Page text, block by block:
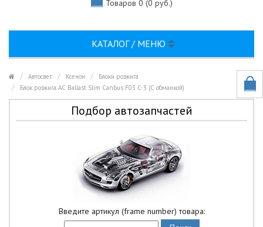
Товаров 0 (0 руб.)
КАТАЛОГ / МЕНЮ
Автосвет Ксенон
Блоки розжига
Блок розжига AC Ballast Slim Canbus F03 C-3 (С обманкой)
Подбор автозапчастей
Введите артикул (frame number) товара: